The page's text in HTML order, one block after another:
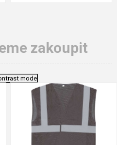
zakoupit
mode